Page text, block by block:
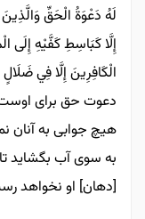
لَهُ دَعْوَةُ الْحَقِّ
إِلَّا كَبَاسِطِ كَفَّيْهِ إِلَى
الْكَافِرِينَ إِلَّا فِي ضَلَالٍ
دعوت حق براى
هيچ جوابى به آنان
به سوى آب بگشايد
[دهان] او نخواهد